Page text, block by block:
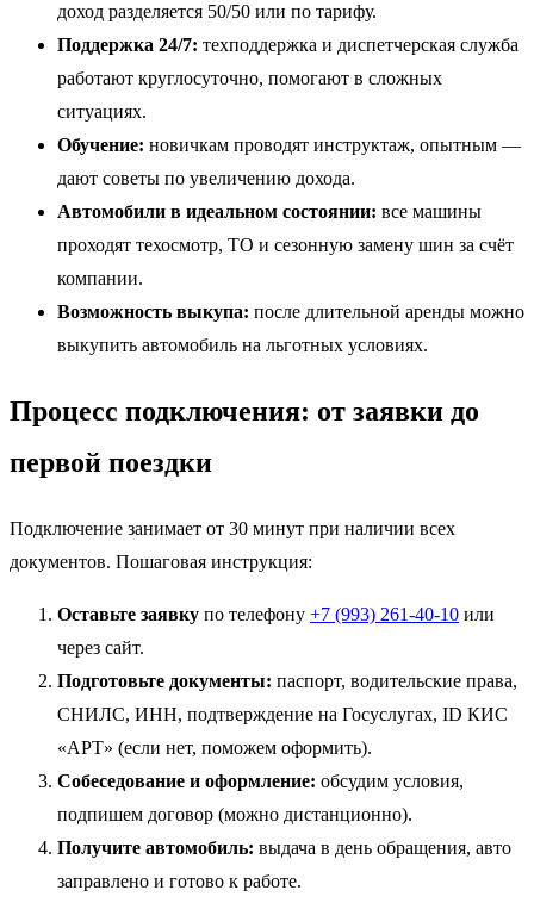
доход разделяется 50/50 или по тарифу.
Поддержка 24/7: техподдержка и диспетчерская служба
работают круглосуточно, помогают в сложных
ситуациях.
Обучение: новичкам проводят инструктаж, опытным —
дают советы по увеличению дохода.
Автомобили в идеальном состоянии: все машины
проходят техосмотр, ТО и сезонную замену шин за счёт
компании.
Возможность выкупа: после длительной аренды можно
выкупить автомобиль на льготных условиях.
Процесс подключения: от заявки до
первой поездки
Подключение занимает от 30 минут при наличии всех
документов. Пошаговая инструкция:
Оставьте заявку по телефону +7 (993) 261-40-10 или
через сайт.
Подготовьте документы: паспорт, водительские права,
СНИЛС, ИНН, подтверждение на Госуслугах, ID КИС
«АРТ» (если нет, поможем оформить).
Собеседование и оформление: обсудим условия,
подпишем договор (можно дистанционно).
Получите автомобиль: выдача в день обращения, авто
заправлено и готово к работе.